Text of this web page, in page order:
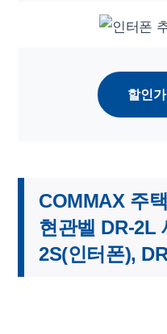
할인
COMMAX 주
현관벨 DR-2L
2S(인터폰),